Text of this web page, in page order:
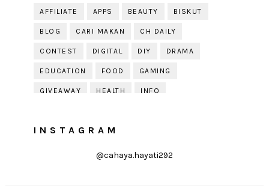
AFFILIATE APPS BEAUTY BISKUT
BLOG CARI MAKAN CH DAILY
CONTEST DIGITAL DIY DRAMA
EDUCATION FOOD GAMING
GIVEAWAY HEALTH INFO
KISAH KEHIDUPAN
LELAKI
INSTAGRAM
@cahaya.hayati292